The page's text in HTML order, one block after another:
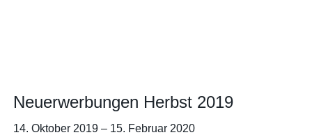
Neuerwerbungen Herbst 2019
14. Oktober 2019– 15. Februar 2020